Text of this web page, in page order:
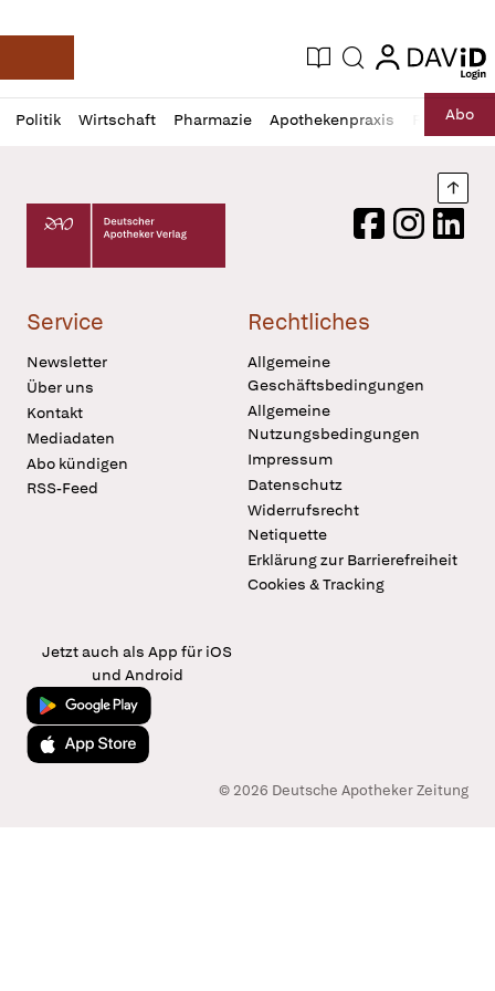
Deutsche Apotheker Zeitung
Aktuelle Ausgabe
Suche login
login
Politik Wirtschaft Pharmazie Apothekenpraxis RechtAbo
Profil
öffnen
Daz
Pur
Deutscher Apotheker Verlag Logo
FacebookInstagram
Service
Newsletter
Über uns
Kontakt
Mediadaten
Abo kündigen
RSS-Feed
Rechtliches
Allgemeine
Geschäftsbedingungen
Allgemeine
Nutzungsbedingungen
Impressum
Datenschutz
Widerrufsrecht
Netiquette
Erklärung zur Barrierefreiheit
Cookies & Tracking
Jetzt auch als App für iOS
und Android
Jetzt bei Google Play
Laden im App Store
© 2026 Deutsche Apotheker Zeitung